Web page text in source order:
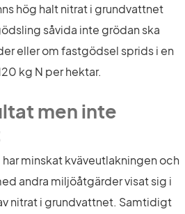
hög halt nitrat i grundvattnet
såvida inte grödan ska
eller om fastgödsel sprids i en
kg N per hektar.
men inte
minskat kväveutlakningen och
andra miljöåtgärder visat sig i
nitrat i grundvattnet. Samtidigt